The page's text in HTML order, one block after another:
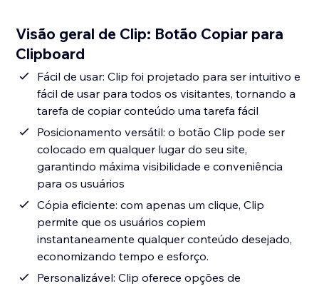
Visão geral de Clip: Botão Copiar para
Clipboard
Fácil de usar: Clip foi projetado para ser intuitivo e
fácil de usar para todos os visitantes, tornando a
tarefa de copiar conteúdo uma tarefa fácil
Posicionamento versátil: o botão Clip pode ser
colocado em qualquer lugar do seu site,
garantindo máxima visibilidade e conveniência
para os usuários
Cópia eficiente: com apenas um clique, Clip
permite que os usuários copiem
instantaneamente qualquer conteúdo desejado,
economizando tempo e esforço.
Personalizável: Clip oferece opções de